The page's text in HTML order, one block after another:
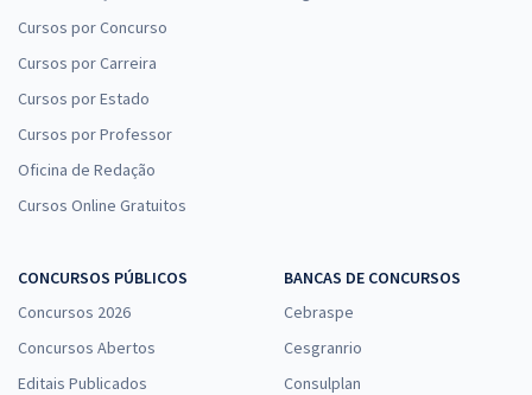
Cursos por Concurso
Cursos por Carreira
Cursos por Estado
Cursos por Professor
Oficina de Redação
Cursos Online Gratuitos
CONCURSOS PÚBLICOS
Concursos 2026
Concursos Abertos
Editais Publicados
BANCAS DE CONCURSOS
Cebraspe
Cesgranrio
Consulplan